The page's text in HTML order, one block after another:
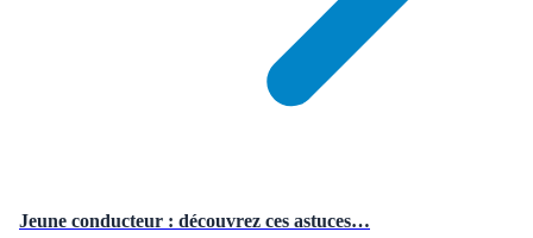
Jeune conducteur : découvrez ces astuces…